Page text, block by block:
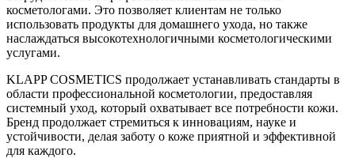
косметологами. Это позволяет клиентам не только
использовать продукты для домашнего ухода, но также
наслаждаться высокотехнологичными косметологическими
услугами.
KLAPP COSMETICS продолжает устанавливать стандарты в
области профессиональной косметологии, предоставляя
системный уход, который охватывает все потребности кожи.
Бренд продолжает стремиться к инновациям, науке и
устойчивости, делая заботу о коже приятной и эффективной
для каждого.